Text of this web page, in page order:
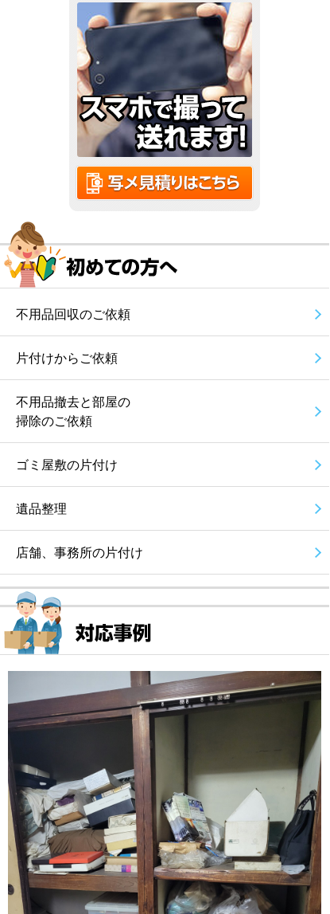
不用品回収のご依頼
片付けからご依頼
不用品撤去と部屋の
掃除のご依頼
ゴミ屋敷の片付け
遺品整理
店舗、事務所の片付け